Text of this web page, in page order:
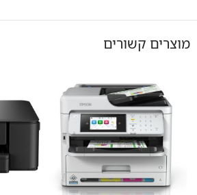
מוצרים קשורים